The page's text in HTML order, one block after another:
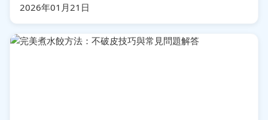
2026年01月21日